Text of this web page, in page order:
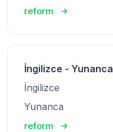
reform
İngilizce - Yunanca
İngilizce
Yunanca
reform